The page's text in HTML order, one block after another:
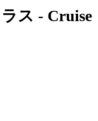
ス - Cruise